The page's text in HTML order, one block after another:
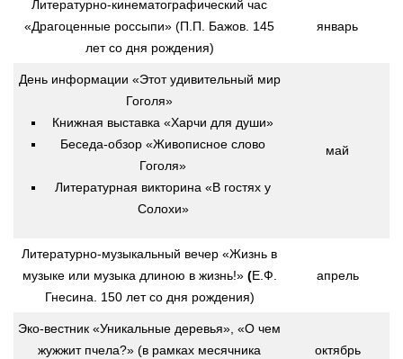
Литературно-кинематографический час
«Драгоценные россыпи» (П.П. Бажов. 145
лет со дня рождения)
январь
День информации «Этот удивительный мир
Гоголя»
Книжная выставка «Харчи для души»
Беседа-обзор «Живописное слово
Гоголя»
Литературная викторина «В гостях у
Солохи»
май
Литературно-музыкальный вечер «Жизнь в
музыке или музыка длиною в жизнь!» (Е.Ф.
Гнесина. 150 лет со дня рождения)
апрель
Эко-вестник «Уникальные деревья», «О чем
жужжит пчела?» (в рамках месячника
октябрь